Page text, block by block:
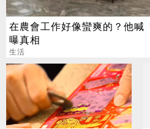
在農會工作好像蠻爽的？他喊
曝真相
生活